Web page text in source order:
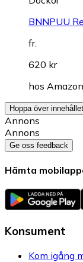
BNNPUU
fr.
620 kr
hos
Hoppa över innehållet
Annons
Annons
Ge oss feedback
Hämta
Konsument
Kom igång